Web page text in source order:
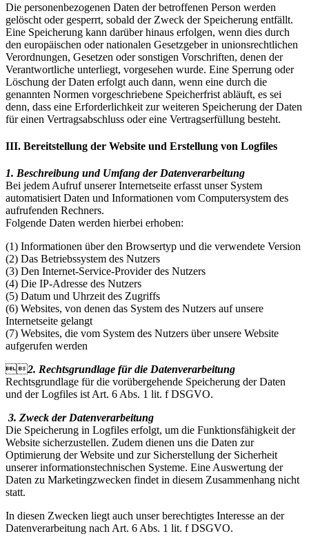
Die personenbezogenen Daten der betroffenen Person werden
gelöscht oder gesperrt, sobald der Zweck der Speicherung entfällt.
Eine Speicherung kann darüber hinaus erfolgen, wenn dies durch
den europäischen oder nationalen Gesetzgeber in unionsrechtlichen
Verordnungen, Gesetzen oder sonstigen Vorschriften, denen der
Verantwortliche unterliegt, vorgesehen wurde. Eine Sperrung oder
Löschung der Daten erfolgt auch dann, wenn eine durch die
genannten Normen vorgeschriebene Speicherfrist abläuft, es sei
denn, dass eine Erforderlichkeit zur weiteren Speicherung der Daten
für einen Vertragsabschluss oder eine Vertragserfüllung besteht.
III. Bereitstellung der Website und Erstellung von Logfiles
1. Beschreibung und Umfang der Datenverarbeitung
Bei jedem Aufruf unserer Internetseite erfasst unser System
automatisiert Daten und Informationen vom Computersystem des
aufrufenden Rechners.
Folgende Daten werden hierbei erhoben:
(1) Informationen über den Browsertyp und die verwendete Version
(2) Das Betriebssystem des Nutzers
(3) Den Internet‐Service‐Provider des Nutzers
(4) Die IP‐Adresse des Nutzers
(5) Datum und Uhrzeit des Zugriffs
(6) Websites, von denen das System des Nutzers auf unsere
Internetseite gelangt
(7) Websites, die vom System des Nutzers über unsere Website
aufgerufen werden
2. Rechtsgrundlage für die Datenverarbeitung
Rechtsgrundlage für die vorübergehende Speicherung der Daten
und der Logfiles ist Art. 6 Abs. 1 lit. f DSGVO.
3. Zweck der Datenverarbeitung
Die Speicherung in Logfiles erfolgt, um die Funktionsfähigkeit der
Website sicherzustellen. Zudem dienen uns die Daten zur
Optimierung der Website und zur Sicherstellung der Sicherheit
unserer informationstechnischen Systeme. Eine Auswertung der
Daten zu Marketingzwecken findet in diesem Zusammenhang nicht
statt.
In diesen Zwecken liegt auch unser berechtigtes Interesse an der
Datenverarbeitung nach Art. 6 Abs. 1 lit. f DSGVO.